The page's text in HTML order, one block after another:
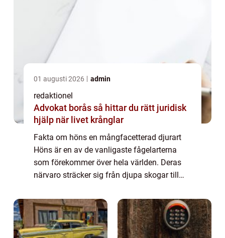
01 augusti 2026 admin
redaktionel
Advokat borås så hittar du rätt juridisk
hjälp när livet krånglar
Fakta om höns en mångfacetterad djurart
Höns är en av de vanligaste fågelarterna
som förekommer över hela världen. Deras
närvaro sträcker sig från djupa skogar till
för både ekologin och människans livsstil....